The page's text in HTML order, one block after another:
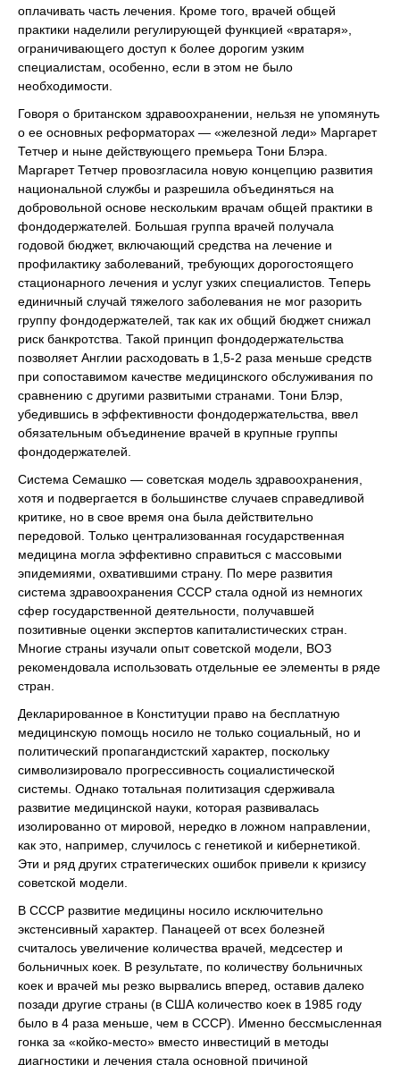
оплачивать часть лечения. Кроме того, врачей общей
практики наделили регулирующей функцией «вратаря»,
ограничивающего доступ к более дорогим узким
специалистам, особенно, если в этом не было
необходимости.
Говоря о британском здравоохранении, нельзя не упомянуть
о ее основных реформаторах — «железной леди» Маргарет
Тетчер и ныне действующего премьера Тони Блэра.
Маргарет Тетчер провозгласила новую концепцию развития
национальной службы и разрешила объединяться на
добровольной основе нескольким врачам общей практики в
фондодержателей. Большая группа врачей получала
годовой бюджет, включающий средства на лечение и
профилактику заболеваний, требующих дорогостоящего
стационарного лечения и услуг узких специалистов. Теперь
единичный случай тяжелого заболевания не мог разорить
группу фондодержателей, так как их общий бюджет снижал
риск банкротства. Такой принцип фондодержательства
позволяет Англии расходовать в 1,5-2 раза меньше средств
при сопоставимом качестве медицинского обслуживания по
сравнению с другими развитыми странами. Тони Блэр,
убедившись в эффективности фондодержательства, ввел
обязательным объединение врачей в крупные группы
фондодержателей.
Система Семашко — советская модель здравоохранения,
хотя и подвергается в большинстве случаев справедливой
критике, но в свое время она была действительно
передовой. Только централизованная государственная
медицина могла эффективно справиться с массовыми
эпидемиями, охватившими страну. По мере развития
система здравоохранения СССР стала одной из немногих
сфер государственной деятельности, получавшей
позитивные оценки экспертов капиталистических стран.
Многие страны изучали опыт советской модели, ВОЗ
рекомендовала использовать отдельные ее элементы в ряде
стран.
Декларированное в Конституции право на бесплатную
медицинскую помощь носило не только социальный, но и
политический пропагандистский характер, поскольку
символизировало прогрессивность социалистической
системы. Однако тотальная политизация сдерживала
развитие медицинской науки, которая развивалась
изолированно от мировой, нередко в ложном направлении,
как это, например, случилось с генетикой и кибернетикой.
Эти и ряд других стратегических ошибок привели к кризису
советской модели.
В СССР развитие медицины носило исключительно
экстенсивный характер. Панацеей от всех болезней
считалось увеличение количества врачей, медсестер и
больничных коек. В результате, по количеству больничных
коек и врачей мы резко вырвались вперед, оставив далеко
позади другие страны (в США количество коек в 1985 году
было в 4 раза меньше, чем в СССР). Именно бессмысленная
гонка за «койко-место» вместо инвестиций в методы
диагностики и лечения стала основной причиной